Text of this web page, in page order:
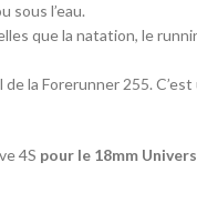
sous l’eau.
que la natation, le
la Forerunner 255.
4S pour le 18mm